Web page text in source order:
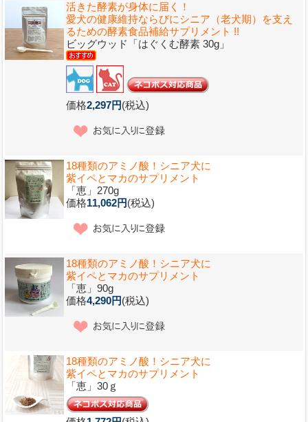
活きた酵素が身体に届く！
愛犬の健康維持ならびにシニア（老犬期）を支え
るための酵素食品補給サプリメント !!
ビッグウッド「はぐくむ酵素 30g」
価格2,297円(税込)
18種類のアミノ酸！シニア犬に
紫イペとマカのサプリメント
「恵」270g
価格11,062円(税込)
18種類のアミノ酸！シニア犬に
紫イペとマカのサプリメント
「恵」90g
価格4,290円(税込)
18種類のアミノ酸！シニア犬に
紫イペとマカのサプリメント
「恵」30ｇ